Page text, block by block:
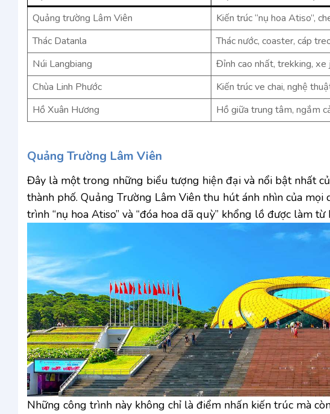
Quảng trường Lâm Viên
Kiến trúc “nụ hoa Atiso”,
Thác Datanla
Thác nước, coaster, cáp
Núi Langbiang
Đỉnh cao nhất, trekking, xe
Chùa Linh Phước
Kiến trúc ve chai, nghệ
Hồ Xuân Hương
Hồ giữa trung tâm, ngắm
Quảng Trường Lâm Viên
Đây là một trong những biểu tượng hiện đại và nổi bật nhất
thành phố. Quảng Trường Lâm Viên thu hút ánh nhìn của
trình “nụ hoa Atiso” và “đóa hoa dã quỳ” khổng lồ được làm từ
Những công trình này không chỉ là điểm nhấn kiến trúc mà